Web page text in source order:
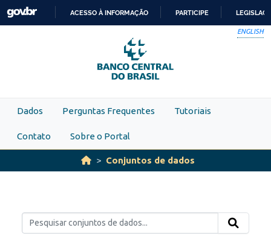
Skip to main content
PARA
O
CONTEÚDO
ACESSO À INFORMAÇÃO PARTICIPE
ENGLISH
Dados Perguntas Frequentes Tutoriais
Contato Sobre o Portal
Conjuntos de dados